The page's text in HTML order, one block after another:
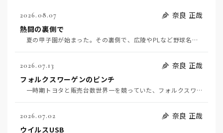
2026.08.07
奈良 正哉
熱闘の裏側で
夏の甲子園が始まった。その裏側で、広陵やPLなど野球名門校（だった）の不祥事のその後について、「熱…
2026.07.13
奈良 正哉
フォルクスワーゲンのピンチ
一時期トヨタと販売台数世界一を競っていた、フォルクスワーゲンの経営がピンチだ（7月11日日経）。そ…
2026.07.02
奈良 正哉
ウイルスUSB